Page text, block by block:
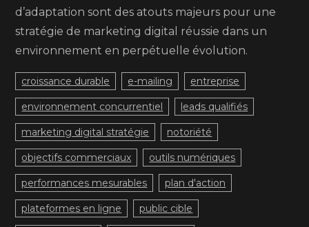
d’adaptation sont des atouts majeurs pour une
stratégie de marketing digital réussie dans un
environnement en perpétuelle évolution.
croissance durable e-mailing entreprise
environnement concurrentiel leads qualifiés
marketing digital stratégie notoriété
objectifs commerciaux outils numériques
performances mesurables plan d'action
plateformes en ligne public cible